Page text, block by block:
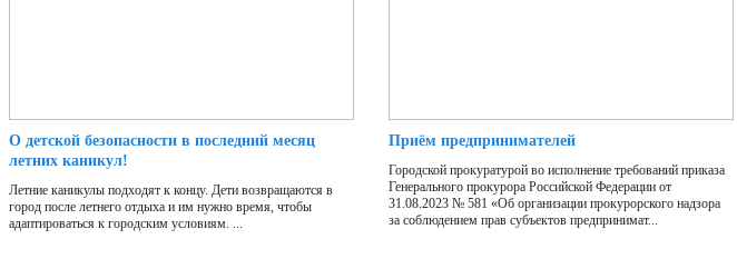
О детской безопасности в последний месяц
летних каникул!
Летние каникулы подходят к концу. Дети возвращаются в
город после летнего отдыха и им нужно время, чтобы
адаптироваться к городским условиям. ...
Приём предпринимателей
Городской прокуратурой во исполнение требований приказа
Генерального прокурора Российской Федерации от
31.08.2023 № 581 «Об организации прокурорского надзора
за соблюдением прав субъектов предпринимат...